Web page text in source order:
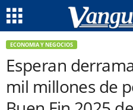
ECONOMIA Y NEGOCIOS
Esperan
mil millones de